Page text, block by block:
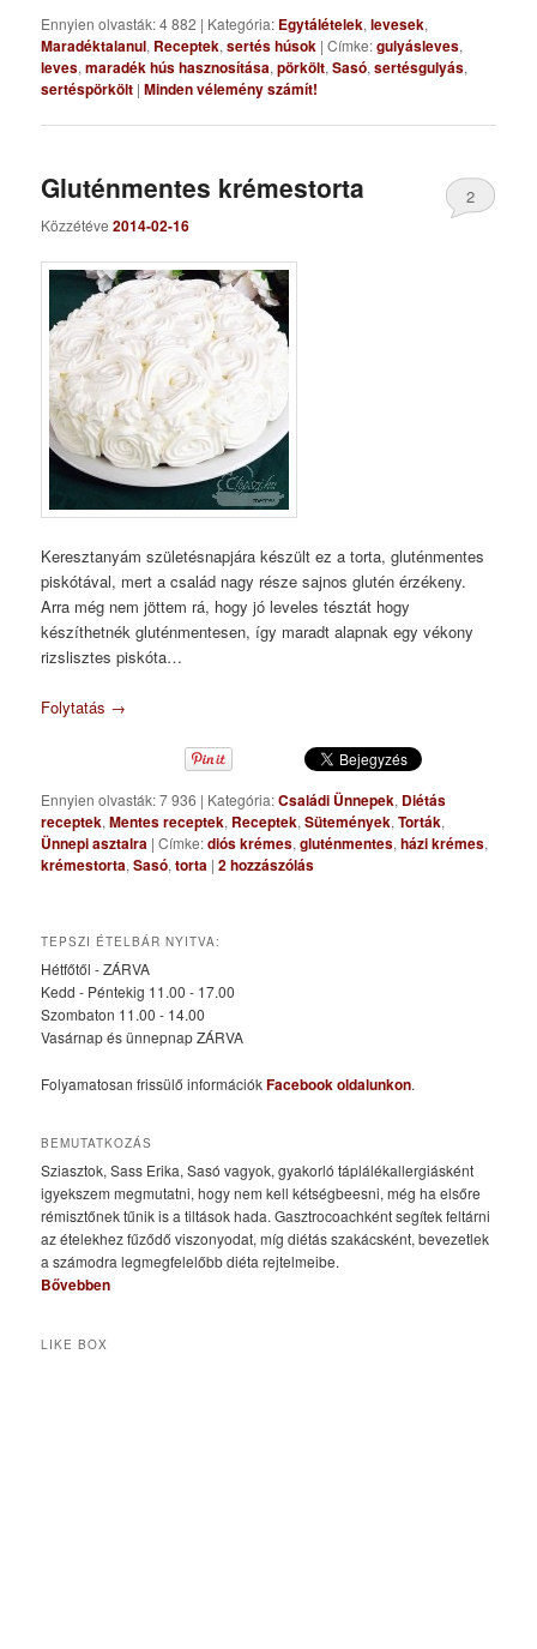
Ennyien olvasták: 4 882 | Kategória: Egytálételek,levesek,
Maradéktalanul, Receptek,sertés húsok |Címke:gulyásleves,
leves,maradék hús hasznosítása,pörkölt,Sasó,sertésgulyás,
sertéspörkölt |Minden vélemény számít!
Gluténmentes krémestorta
Közzétéve2014-02-16
2
Keresztanyám születésnapjára készült ez a torta, gluténmentes
piskótával, mert a család nagy része sajnos glutén érzékeny.
Arra még nem jöttem rá, hogy jó leveles tésztát hogy
készíthetnék gluténmentesen, így maradt alapnak egy vékony
rizslisztes piskóta…
Folytatás →
Ennyien olvasták: 7 936 | Kategória:Családi Ünnepek, Diétás
receptek,Mentes receptek, Receptek,Sütemények,Torták,
Ünnepi asztalra |Címke:diós krémes,gluténmentes,házi krémes,
krémestorta,Sasó,torta |2hozzászólás
TEPSZI ÉTELBÁR NYITVA:
Hétfőtől - ZÁRVA
Kedd - Péntekig 11.00 - 17.00
Szombaton 11.00 - 14.00
Vasárnap és ünnepnap ZÁRVA
Folyamatosan frissülő információkFacebook oldalunkon.
BEMUTATKOZÁS
Sziasztok, Sass Erika, Sasó vagyok, gyakorló táplálékallergiásként
igyekszem megmutatni, hogy nem kell kétségbeesni, még ha elsőre
rémisztőnek tűnik is a tiltások hada. Gasztrocoachként segítek feltárni
az ételekhez fűződő viszonyodat, míg diétás szakácsként, bevezetlek
a számodra legmegfelelőbb diéta rejtelmeibe.
Bővebben
LIKE BOX